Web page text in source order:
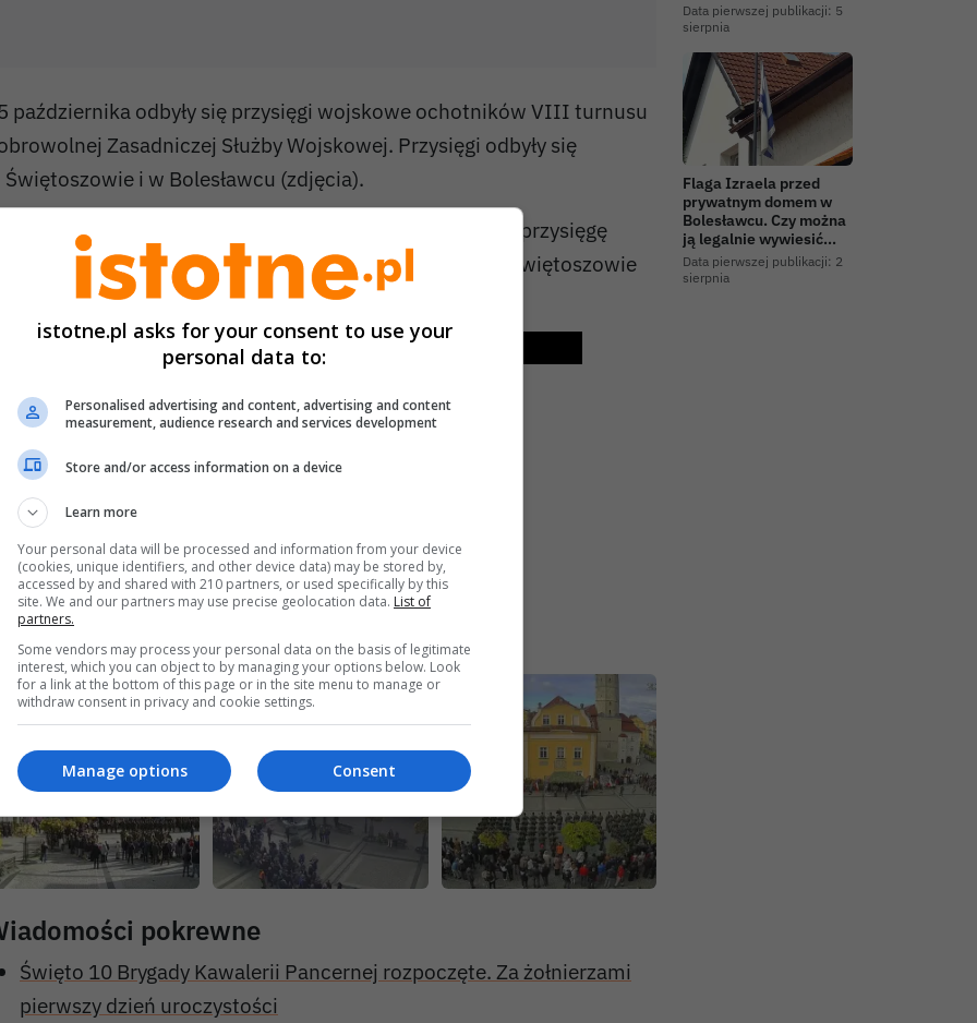
października odbyły się przysięgi wojskowe ochotników VIII turnusu
Zasadniczej Służby Wojskowej. Przysięgi odbyły się
Świętoszowie i w Bolesławcu (zdjęcia).
27-dniowego szkolenia podstawowego złożyli przysięgę
sztandar jednostek 10 Brygady Kawalerii Pancernej w Świętoszowie
23 Śląskiego Pułku Artylerii w Bolesławcu.
Play
pokrewne
Święto 10 Brygady Kawalerii Pancernej rozpoczęte. Za żołnierzami
pierwszy dzień uroczystości
Data pierwszej publikacji: 5
sierpnia
Flaga Izraela przed
prywatnym domem w
Bolesławcu. Czy można
ją legalnie wywiesić…
Data pierwszej publikacji: 2
sierpnia
istotne.pl asks for your consent to use your
personal data to:
Personalised advertising and content, advertising and content
measurement, audience research and services development
Store and/or access information on a device
Learn more
Your personal data will be processed and information from your device
(cookies, unique identifiers, and other device data) may be stored by,
accessed by and shared with 210 partners, or used specifically by this
site. We and our partners may use precise geolocation data. List of
partners.
Some vendors may process your personal data on the basis of legitimate
interest, which you can object to by managing your options below. Look
for a link at the bottom of this page or in the site menu to manage or
withdraw consent in privacy and cookie settings.
Consent
Manage options